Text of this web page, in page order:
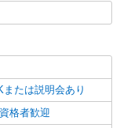
たは説明会あり
格者歓迎